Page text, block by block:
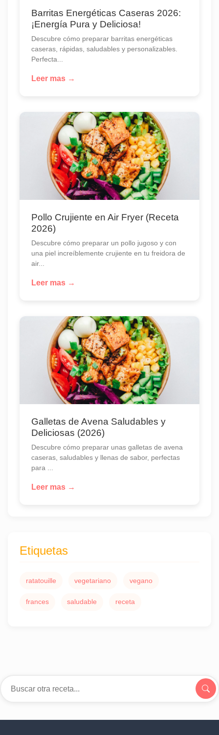
Barritas Energéticas Caseras 2026:
¡Energía Pura y Deliciosa!
Descubre cómo preparar barritas energéticas
caseras, rápidas, saludables y personalizables.
Perfecta...
Leer mas →
Pollo Crujiente en Air Fryer (Receta
2026)
Descubre cómo preparar un pollo jugoso y con
una piel increíblemente crujiente en tu freidora de
air...
Leer mas →
Galletas de Avena Saludables y
Deliciosas (2026)
Descubre cómo preparar unas galletas de avena
caseras, saludables y llenas de sabor, perfectas
para ...
Leer mas →
Etiquetas
ratatouille vegetariano vegano
frances saludable receta